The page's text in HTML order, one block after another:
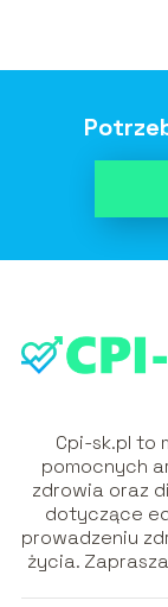
Cpi-sk.pl to
pomocnych
zdrowia oraz
dotyczące
prowadzeniu
życia.